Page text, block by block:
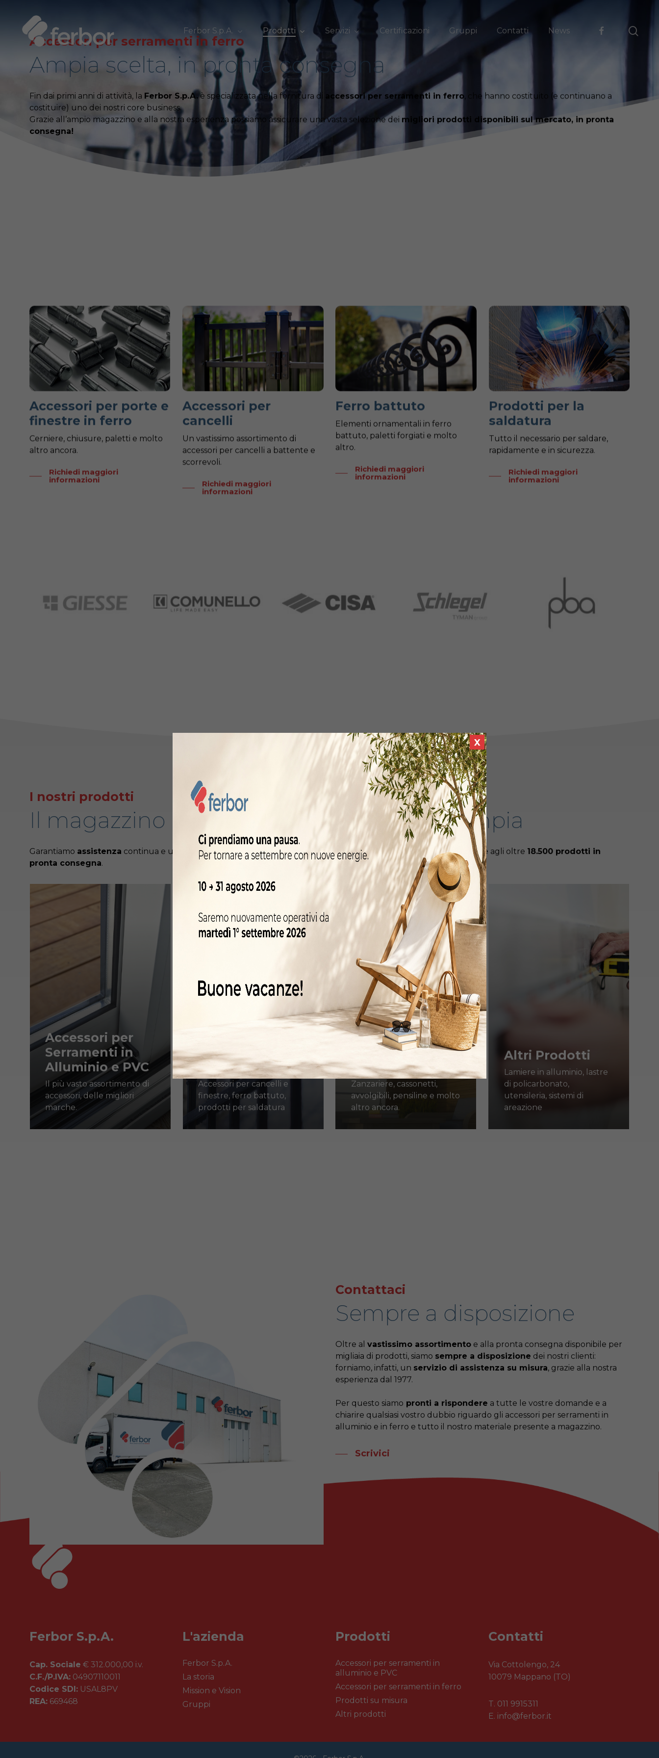
content
Ferbor S.p.A. Prodotti Servizi Certificazioni Gruppi Contatti News facebook
Accessori per serramenti in ferro
Ampia scelta, in pronta consegna
Fin dai primi anni di attività, la Ferbor S.p.A.è specializzata nella fornitura di accessori per serramenti in ferro, che hanno costituito (e continuano a
costituire) uno dei nostri core business.
Grazie all’ampio magazzino e alla nostra esperienza possiamo assicurare una vasta selezione dei migliori prodotti disponibili sul mercato, in pronta
consegna!
Accessori per porte e
finestre in ferro
Cerniere, chiusure, paletti e molto
altro ancora.
Richiedi maggiori
informazioni
Accessori per
cancelli
Un vastissimo assortimento di
accessori per cancelli a battente e
scorrevoli.
Richiedi maggiori
informazioni
Ferro battuto
Elementi ornamentali in ferro
battuto, paletti forgiati e molto
altro.
Richiedi maggiori
informazioni
Prodotti per la
saldatura
Tutto il necessario per saldare,
rapidamente e in sicurezza.
Richiedi maggiori
informazioni
I nostri prodotti
Il magazzino più esteso per la scelta più ampia
Garantiamo assistenza continua e un vastissimoassortimento, grazie al nostromagazzino di 8.500 metri quadri e agli oltre 18.500 prodotti in
pronta consegna.
Accessori per
Serramenti in
Alluminio e PVC
Il più vasto assortimento di
accessori, delle migliori
marche.
more
Serramenti in
Ferro
Accessori per cancelli e
finestre, ferro battuto,
prodotti per saldatura
Learn
Prodotti su
Misura
Zanzariere, cassonetti,
avvolgibili, pensiline e molto
altro ancora.
Learn
Altri Prodotti
Lamiere in alluminio, lastre
di policarbonato,
utensileria, sistemi di
areazione
Contattaci
Sempre a disposizione
Oltre alvastissimo assortimento e alla pronta consegna disponibile per
migliaia di prodotti, siamo sempre a disposizione dei nostri clienti:
forniamo, infatti, un servizio di assistenza su misura, grazie alla nostra
esperienza dal 1977.
Per questo siamo pronti a rispondere a tutte le vostre domande e a
chiarire qualsiasi vostro dubbio riguardo gli accessori per serramenti in
alluminio e in ferro e tutto il nostro materiale presente a magazzino.
Scrivici
Ferbor S.p.A.
Cap. Sociale € 312.000,00 i.v.
C.F./P.IVA: 04907110011
Codice SDI: USAL8PV
REA: 669468
L'azienda
Ferbor S.p.A.
La storia
Mission e Vision
Gruppi
Prodotti
Accessori per serramenti in
alluminio e PVC
Accessori per serramenti in ferro
Prodotti su misura
Altri prodotti
Contatti
Via Cottolengo, 24
10079 Mappano (TO)
T. 011 9915311
E. info@ferbor.it